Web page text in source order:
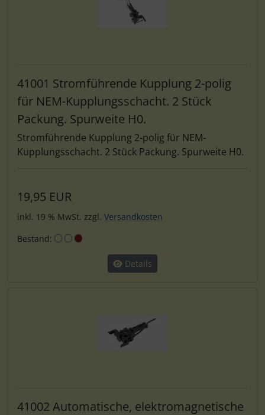
41001 Stromführende Kupplung 2-polig
für NEM-Kupplungsschacht. 2 Stück
Packung. Spurweite H0.
Stromführende Kupplung 2-polig für NEM-
Kupplungsschacht. 2 Stück Packung. Spurweite H0.
19,95 EUR
inkl. 19 % MwSt. zzgl. Versandkosten
Bestand:
Details
41002 Automatische, elektromagnetische